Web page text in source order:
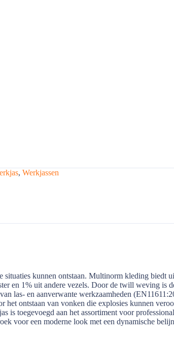
, Werkjassen
kunnen ontstaan. Multinorm kleding biedt
en 1% uit andere vezels. Door de twill weving is
las- en aanverwante werkzaamheden
ontstaan van vonken die explosies kunnen
is toegevoegd aan het assortiment voor
voor een moderne look met een dynamische